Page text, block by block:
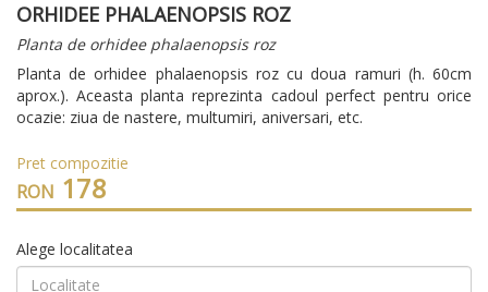
ORHIDEE PHALAENOPSIS ROZ
Planta de orhidee phalaenopsis roz
Planta de orhidee phalaenopsis roz cu doua ramuri (h. 60cm
aprox.). Aceasta planta reprezinta cadoul perfect pentru orice
ocazie: ziua de nastere, multumiri, aniversari, etc.
Pret compozitie
RON 178
Alege localitatea